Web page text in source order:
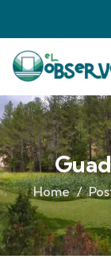
Home